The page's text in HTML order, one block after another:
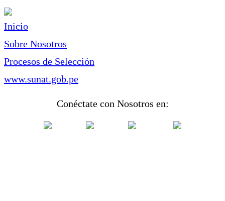
Inicio
Sobre Nosotros
Procesos de Selección
www.sunat.gob.pe
Conéctate con Nosotros en: